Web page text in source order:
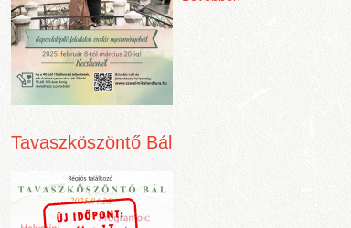
Tavaszköszöntő Bál